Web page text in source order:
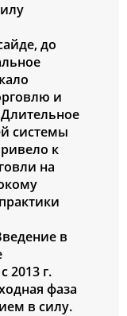
дo
и
cиcтемы
к
на
в
2013 г.
фаза
в cилу.